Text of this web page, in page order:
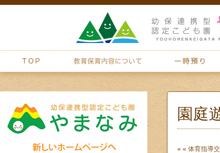
園庭
« « 体育指導